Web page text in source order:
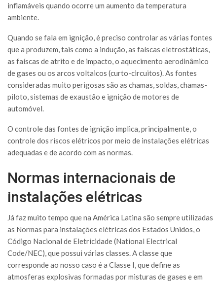
inflamáveis quando ocorre um aumento da temperatura
ambiente.
Quando se fala em ignição, é preciso controlar as várias fontes
que a produzem, tais como a indução, as faíscas eletrostáticas,
as faíscas de atrito e de impacto, o aquecimento aerodinâmico
de gases ou os arcos voltaicos (curto-circuitos). As fontes
consideradas muito perigosas são as chamas, soldas, chamas-
piloto, sistemas de exaustão e ignição de motores de
automóvel.
O controle das fontes de ignição implica, principalmente, o
controle dos riscos elétricos por meio de instalações elétricas
adequadas e de acordo com as normas.
Normas internacionais de
instalações elétricas
Já faz muito tempo que na América Latina são sempre utilizadas
as Normas para instalações elétricas dos Estados Unidos, o
Código Nacional de Eletricidade (National Electrical
Code/NEC), que possui várias classes. A classe que
corresponde ao nosso caso é a Classe I, que define as
atmosferas explosivas formadas por misturas de gases e em